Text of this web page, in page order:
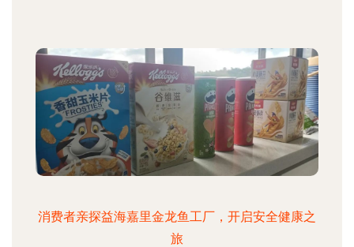
消费者亲探益海嘉里金龙鱼工厂，开启安全健康之
旅